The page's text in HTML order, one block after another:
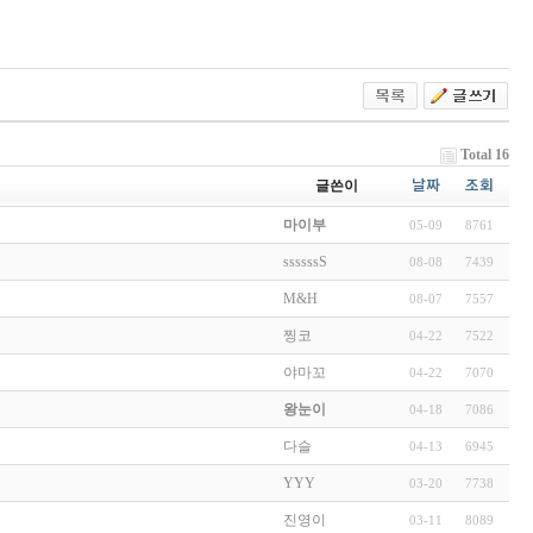
Total 16
글쓴이
날짜 조회
마이부 05-09 8761
ssssssS 08-08 7439
M&H 08-07 7557
찡코 04-22 7522
야마꼬 04-22 7070
왕눈이 04-18 7086
다슬 04-13 6945
YYY 03-20 7738
진영이 03-11 8089